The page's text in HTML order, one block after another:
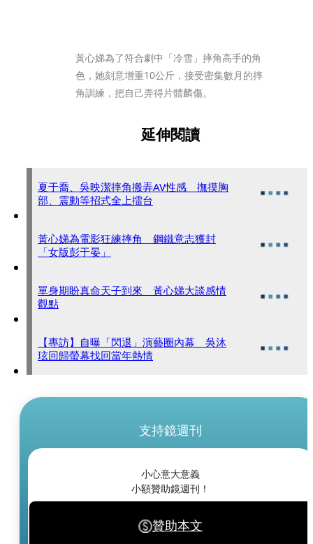
黃心娣為了符合劇中「冷雪」摔角高手的角
色，她刻意增重10公斤，接受密集數月的摔
角訓練，把自己弄得片體麟傷。
延伸閱讀
夏于喬、吳映潔摔角搬弄AV性感 撫摸胸
部、震動等招式全上擂台
黃心娣為電影狂練摔角 鋼鐵意志獲封
「女版彭于晏」
單身期盼真命天子到來 黃心娣大談感情
觀點
【專訪】自曝「閃退」演藝圈內幕 吳沐
玹回歸螢幕找回當年熱情
支持鏡週刊
小心意大意義
小額贊助鏡週刊！
贊助本文